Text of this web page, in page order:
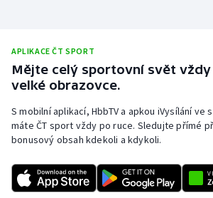
Rychlostní kanoistika
Short track
APLIKACE ČT SPORT
Mějte celý sportovní svět vždy
velké obrazovce.
S mobilní aplikací, HbbTV a apkou iVysílání
máte ČT sport vždy po ruce. Sledujte přímé
bonusový obsah kdekoli a kdykoli.